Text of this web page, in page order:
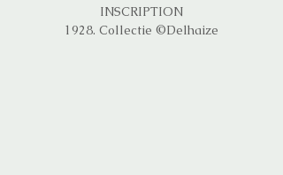
INSCRIPTION
1928. Collectie ©Delhaize